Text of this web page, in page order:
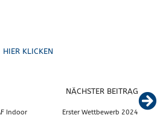
HIER KLICKEN
Indoor
NÄCHSTER BEITRAG
Erster Wettbewerb 2024